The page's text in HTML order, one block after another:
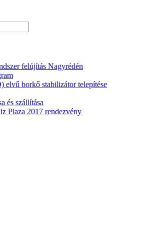
felújítás Nagyrédén
elvű borkő stabilizátor telepítése
és szállítása
Plaza 2017 rendezvény